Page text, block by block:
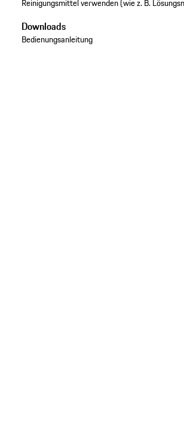
Reinigungsmittel verwenden (wie z. B.
Downloads
Bedienungsanleitung